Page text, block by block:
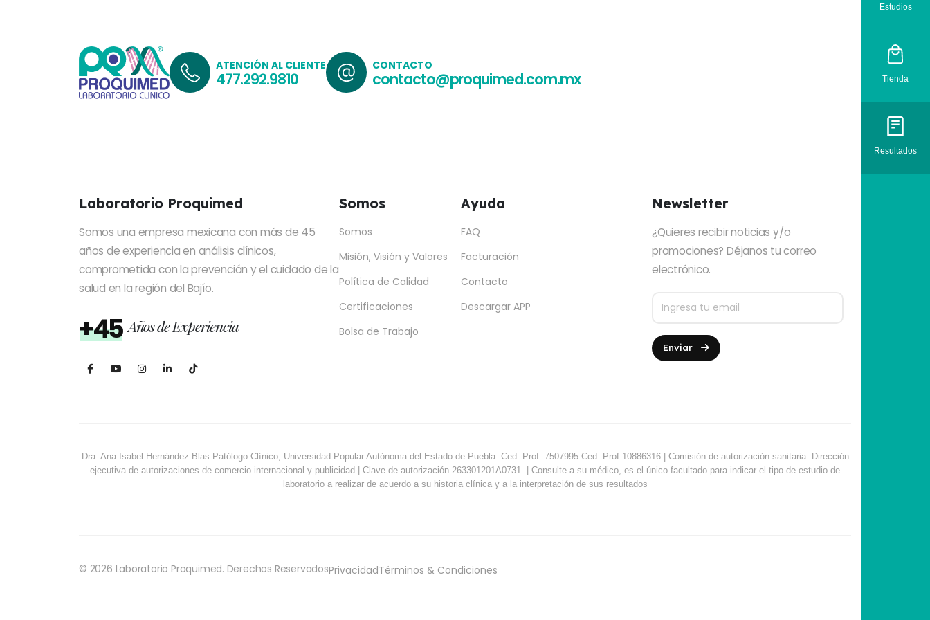
ATENCIÓN AL CLIENTE
477.292.9810
CONTACTO
contacto@proquimed.com.mx
Laboratorio Proquimed
Somos una empresa mexicana con más de 45
años de experiencia en análisis clínicos,
comprometida con la prevención y el cuidado de la
salud en la región del Bajío.
+45 Años de Experiencia
Somos
Somos
Misión, Visión y Valores
Política de Calidad
Certificaciones
Bolsa de Trabajo
Ayuda
FAQ
Facturación
Contacto
Descargar APP
Newsletter
¿Quieres recibir noticias y/o
promociones? Déjanos tu correo
electrónico.
Enviar
Dra. Ana Isabel Hernández Blas Patólogo Clínico, Universidad Popular Autónoma del Estado de Puebla. Ced. Prof. 7507995 Ced. Prof.10886316 | Comisión de autorización sanitaria. Dirección
ejecutiva de autorizaciones de comercio internacional y publicidad | Clave de autorización 263301201A0731. | Consulte a su médico, es el único facultado para indicar el tipo de estudio de
laboratorio a realizar de acuerdo a su historia clínica y a la interpretación de sus resultados
© 2026 Laboratorio Proquimed. Derechos ReservadosPrivacidadTérminos & Condiciones
Estudios
Tienda
Resultados